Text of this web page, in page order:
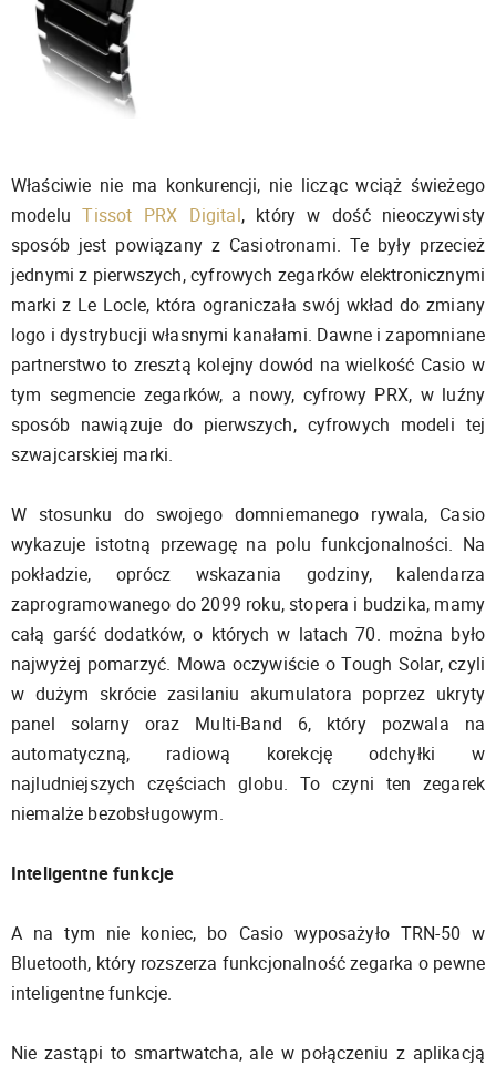
Właściwie nie ma konkurencji, nie licząc wciąż świeżego
modeluTissot PRX Digital, który w dość nieoczywisty
sposób jest powiązany z Casiotronami. Te były przecież
jednymi z pierwszych, cyfrowych zegarków elektronicznymi
marki z Le Locle, która ograniczała swój wkład do zmiany
logo i dystrybucji własnymi kanałami. Dawne i zapomniane
partnerstwo to zresztą kolejny dowód na wielkość Casio w
tym segmencie zegarków, a nowy, cyfrowy PRX, w luźny
sposób nawiązuje do pierwszych, cyfrowych modeli tej
szwajcarskiej marki.
W stosunku do swojego domniemanego rywala, Casio
wykazuje istotną przewagę na polu funkcjonalności. Na
pokładzie, oprócz wskazania godziny, kalendarza
zaprogramowanego do 2099 roku, stopera i budzika, mamy
całą garść dodatków, o których w latach 70. można było
najwyżej pomarzyć. Mowa oczywiście o Tough Solar, czyli
w dużym skrócie zasilaniu akumulatora poprzez ukryty
panel solarny oraz Multi-Band 6, który pozwala na
automatyczną, radiową korekcję odchyłki w
najludniejszych częściach globu. To czyni ten zegarek
niemalże bezobsługowym.
Inteligentne funkcje
A na tym nie koniec, bo Casio wyposażyło TRN-50 w
Bluetooth, który rozszerza funkcjonalność zegarka o pewne
inteligentne funkcje.
Nie zastąpi to smartwatcha, ale w połączeniu z aplikacją